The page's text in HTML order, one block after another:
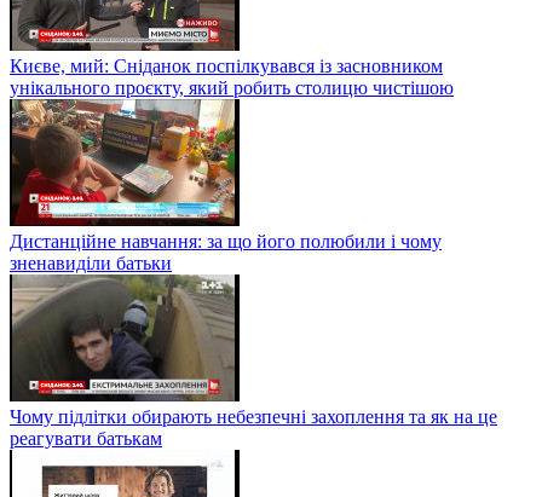
Києве, мий: Сніданок поспілкувався із засновником
унікального проєкту, який робить столицю чистішою
Дистанційне навчання: за що його полюбили і чому
зненавиділи батьки
Чому підлітки обирають небезпечні захоплення та як на це
реагувати батькам